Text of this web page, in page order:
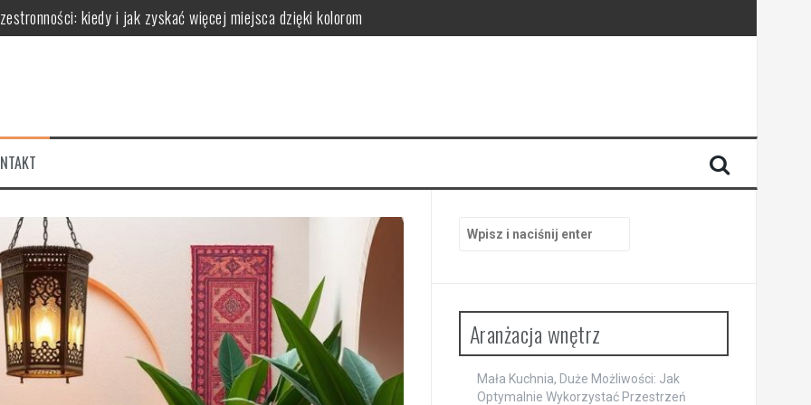
kiedy i jak zyskać więcej miejsca dzięki kolorom
modelować przestrzeń i tworzyć nastrój
światła wpływa na optyczne powiększenie pomieszczeń i atmosferę wnętrza
aranżację unikając efektu monotoni i chaosu
Aranżacja wnętrz
Mała Kuchnia, Duże Możliwości: Jak
Optymalnie Wykorzystać Przestrzeń